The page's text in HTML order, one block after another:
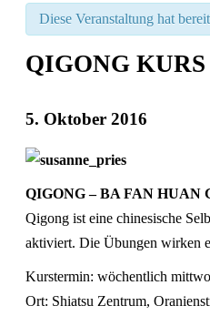
Diese Veranstaltung hat
QIGONG KURS
5. Oktober 2016
V
r
a
s
t
a
QIGONG – BA FAN HUAN
Qigong ist eine chinesische
aktiviert. Die Übungen wirken
Kurstermin: wöchentlich
Ort: Shiatsu Zentrum,